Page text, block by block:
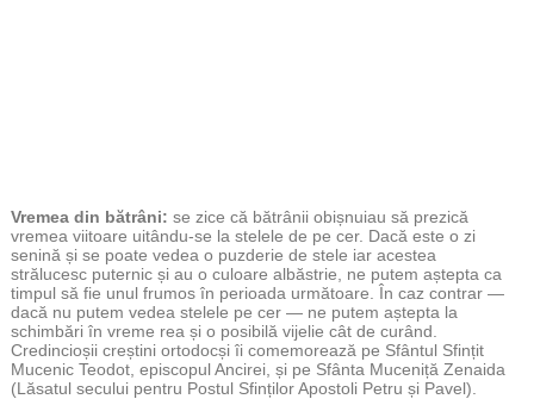
Vremea din bătrâni: se zice că bătrânii obișnuiau să prezică
vremea viitoare uitându-se la stelele de pe cer. Dacă este o zi
senină și se poate vedea o puzderie de stele iar acestea
strălucesc puternic și au o culoare albăstrie, ne putem aștepta ca
timpul să fie unul frumos în perioada următoare. În caz contrar —
dacă nu putem vedea stelele pe cer — ne putem aștepta la
schimbări în vreme rea și o posibilă vijelie cât de curând.
Credincioșii creștini ortodocși îi comemorează pe Sfântul Sfințit
Mucenic Teodot, episcopul Ancirei, și pe Sfânta Muceniță Zenaida
(Lăsatul secului pentru Postul Sfinților Apostoli Petru și Pavel).